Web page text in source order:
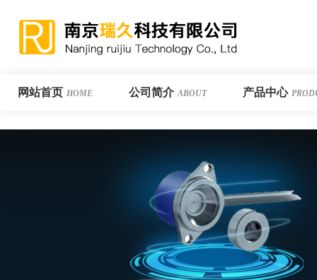
网站首页 HOME 公司简介 ABOUT 产品中心